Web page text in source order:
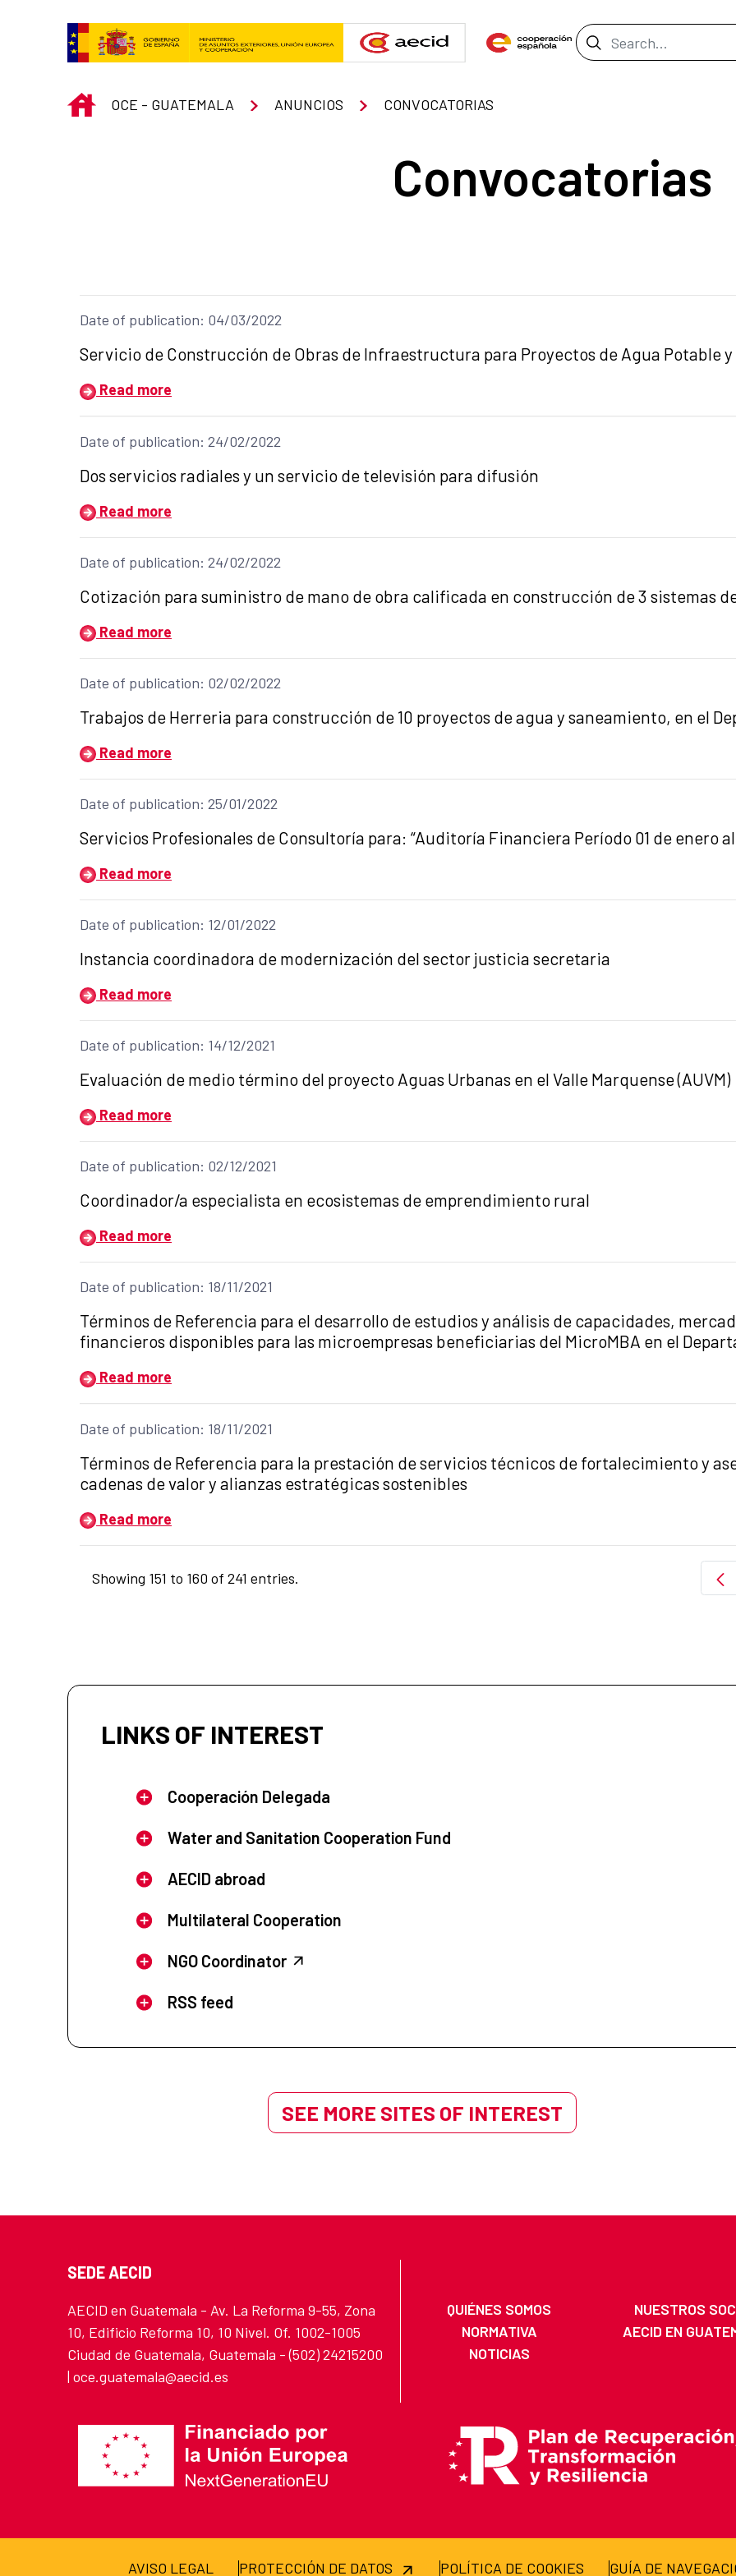
Search Bar
INICIO
OCE - GUATEMALA ANUNCIOS CONVOCATORIAS
Convocatorias
Date of publication: 04/03/2022
Title of the announcement:
Servicio de Construcción de Obras de Infraestructura para Proyectos de Agua Potable y
Read more
Date of publication: 24/02/2022
Title of the announcement:
Dos servicios radiales y un servicio de televisión para difusión
Read more
Date of publication: 24/02/2022
Title of the announcement:
Cotización para suministro de mano de obra calificada en construcción de 3 sistemas
Read more
Date of publication: 02/02/2022
Title of the announcement:
Trabajos de Herreria para construcción de 10 proyectos de agua y saneamiento, en el
Read more
Date of publication: 25/01/2022
Title of the announcement:
Servicios Profesionales de Consultoría para: “Auditoría Financiera Período 01 de enero
Read more
Date of publication: 12/01/2022
Title of the announcement:
Instancia coordinadora de modernización del sector justicia secretaria
Read more
Date of publication: 14/12/2021
Title of the announcement:
Evaluación de medio término del proyecto Aguas Urbanas en el Valle Marquense (AUVM)
Read more
Date of publication: 02/12/2021
Title of the announcement:
Coordinador/a especialista en ecosistemas de emprendimiento rural
Read more
Date of publication: 18/11/2021
Title of the announcement:
Términos de Referencia para el desarrollo de estudios y análisis de capacidades,
financieros disponibles para las microempresas beneficiarias del MicroMBA en el
Read more
Date of publication: 18/11/2021
Title of the announcement:
Términos de Referencia para la prestación de servicios técnicos de fortalecimiento y
cadenas de valor y alianzas estratégicas sostenibles
Read more
Showing 151 to 160 of 241 entries.
LINKS OF INTEREST
Cooperación Delegada
Water and Sanitation Cooperation Fund
AECID abroad
Multilateral Cooperation
NGO Coordinator
RSS feed
SEE MORE SITES OF INTEREST
SEDE AECID
AECID en Guatemala - Av. La Reforma 9-55, Zona
10, Edificio Reforma 10, 10 Nivel. Of. 1002-1005
Ciudad de Guatemala, Guatemala - (502) 24215200
| oce.guatemala@aecid.es
QUIÉNES SOMOS NUESTROS
NORMATIVA
AECID EN
NOTICIAS
AVISO LEGAL PROTECCIÓN DE DATOS POLÍTICA DE COOKIES GUÍA DE